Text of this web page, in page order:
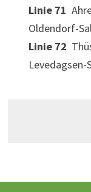
Linie 71
Oldendorf-
Linie 72